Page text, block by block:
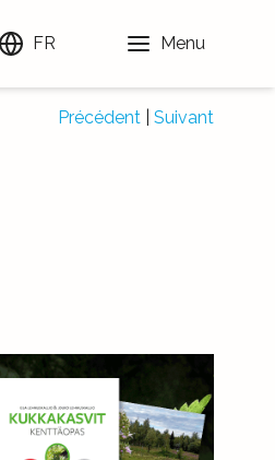
FR Menu
Précédent Suivant